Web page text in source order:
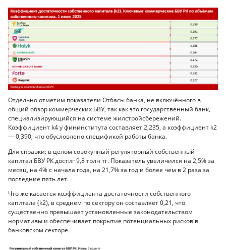
Отдельно отметим показатели Отбасы банка, не включённого в
общий обзор коммерческих БВУ, так как это государственный банк,
специализирующийся на системе жилстройсбережений.
Коэффициент k4 у фининститута составляет 2,235, а коэффициент k2
— 0,390, что обусловлено спецификой работы банка.
Для справки: в целом совокупный регуляторный собственный
капитал БВУ РК достиг 9,8 трлн тг. Показатель увеличился на 2,5% за
месяц, на 4% с начала года, на 21,7% за год и более чем в 2 раза за
последние пять лет.
Что же касается коэффициента достаточности собственного
капитала (k2), в среднем по сектору он составляет 0,21, что
существенно превышает установленные законодательством
нормативы и обеспечивает покрытие потенциальных рисков в
банковском секторе.